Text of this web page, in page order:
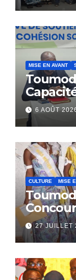
MISE EN AVANT
6 AOÛT
CULTURE MISE
bientôt
27 JUILLET